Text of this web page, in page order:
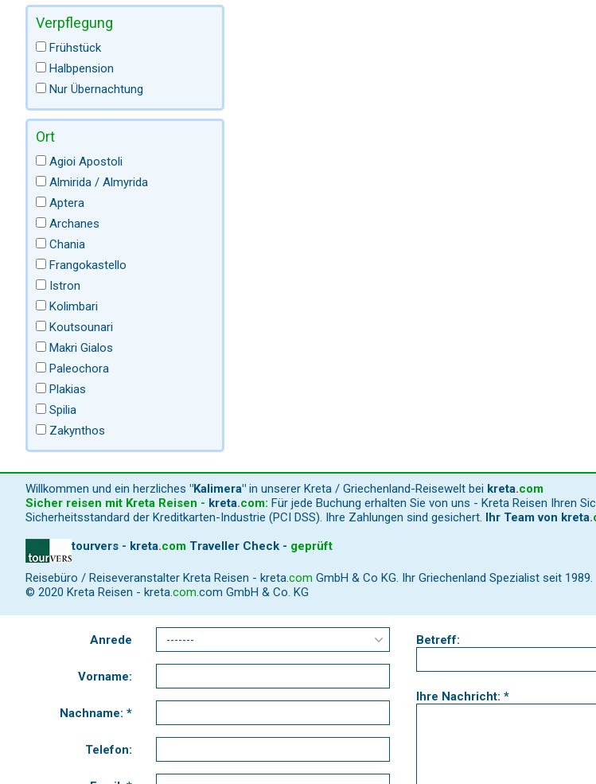
Verpflegung
Frühstück
Halbpension
Nur Übernachtung
Ort
Agioi Apostoli
Almirida / Almyrida
Aptera
Archanes
Chania
Frangokastello
Istron
Kolimbari
Koutsounari
Makri Gialos
Paleochora
Plakias
Spilia
Zakynthos
Willkommen und ein herzliches "Kalimera" in unserer Kreta / Griechenland-Reisewelt bei kreta.com
Sicher reisen mit Kreta Reisen - kreta.com: Für jede Buchung erhalten Sie von uns - Kreta Reisen Ihren
Sicherheitsstandard der Kreditkarten-Industrie (PCI DSS). Ihre Zahlungen sind gesichert. Ihr Team von kreta.
tourvers - kreta.com Traveller Check - geprüft
Reisebüro / Reiseveranstalter Kreta Reisen - kreta.com GmbH & Co KG. Ihr Griechenland Spezialist seit 1989.
© 2020 Kreta Reisen - kreta.com.com GmbH & Co. KG
Anrede
Vorname:
Nachname: *
Telefon:
Betreff:
Ihre Nachricht: *